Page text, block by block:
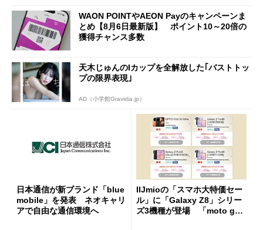
WAON POINTやAEON Payのキャンペーンま
とめ【8月6日最新版】 ポイント10～20倍の
獲得チャンス多数
天木じゅんのIカップを全解放した｢バストトッ
プの限界表現｣
AD（小学館Gravidia.jp）
日本通信が新ブランド「blue
mobile」を発表 ネオキャリ
アで自由な通信環境へ
IIJmioの「スマホ大特価セー
ル」に「Galaxy Z8」シリー
ズ3機種が登場 「moto g37